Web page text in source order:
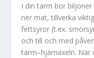
I din tarm bor
ner mat, tillverka
fettsyror (t.ex.
och till och med
tarm–hjärnaxeln. När